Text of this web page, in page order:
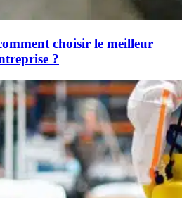
choisir le meilleur
?